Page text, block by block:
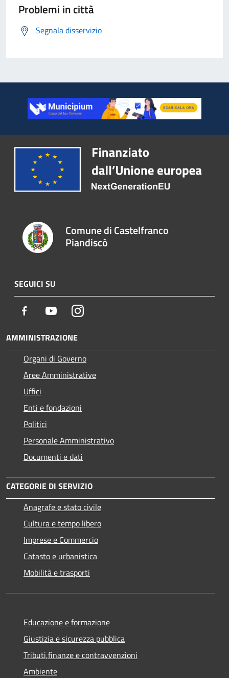
Problemi in città
Segnala disservizio
Comune di Castelfranco
Piandiscò
SEGUICI SU
Facebook YoutubeInstagram
AMMINISTRAZIONE
Organi di Governo
Aree Amministrative
Uffici
Enti e fondazioni
Politici
Personale Amministrativo
Documenti e dati
CATEGORIE DI SERVIZIO
Anagrafe e stato civile
Cultura e tempo libero
Imprese e Commercio
Catasto e urbanistica
Mobilità e trasporti
Educazione e formazione
Giustizia e sicurezza pubblica
Tributi,finanze e contravvenzioni
Ambiente